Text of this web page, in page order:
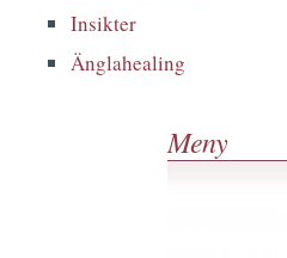
Insikter
Änglahealing
Meny